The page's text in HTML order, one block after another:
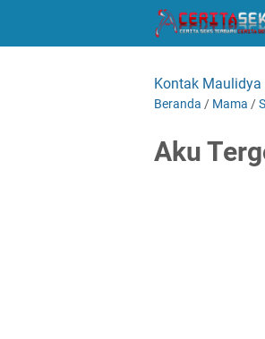
Kontak Maulidya
Beranda / Mama /
Aku